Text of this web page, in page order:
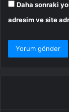
Daha sonraki
adresim ve site